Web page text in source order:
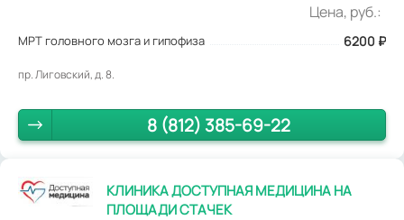
Цена, руб.:
МРТ головного мозга и гипофиза 6200 ₽
пр. Лиговский, д. 8.
8 (812) 385-69-22
КЛИНИКА ДОСТУПНАЯ МЕДИЦИНА НА
ПЛОЩАДИ СТАЧЕК